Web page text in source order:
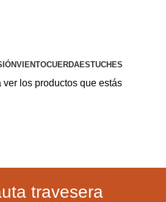
VIENTOCUERDAESTUCHES
travesera
los productos que estás